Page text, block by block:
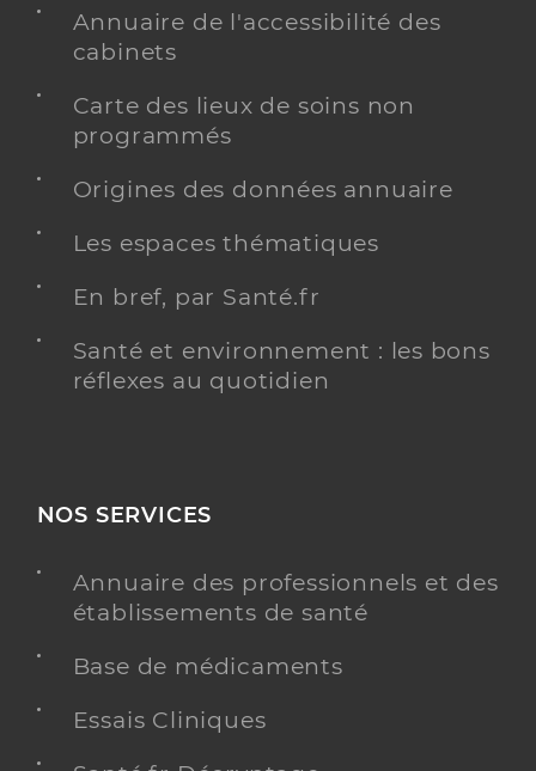
Annuaire de l'accessibilité des
cabinets
Carte des lieux de soins non
programmés
Origines des données annuaire
Les espaces thématiques
En bref, par Santé.fr
Santé et environnement : les bons
réflexes au quotidien
NOS SERVICES
Annuaire des professionnels et des
établissements de santé
Base de médicaments
Essais Cliniques